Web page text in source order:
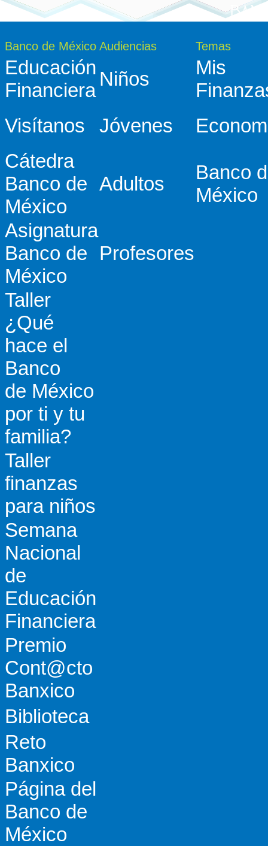
Banco de México Audiencias Temas
Educación
Financiera
Niños
Mis
Visítanos
Jóvenes
Cátedra
Banco de
México
Adultos
Banco
México
Asignatura
Banco de
México
Profesores
Taller
¿Qué
hace el
Banco
de México
por ti y tu
familia?
Taller
finanzas
para niños
Semana
Nacional
de
Educación
Financiera
Premio
Cont@cto
Banxico
Biblioteca
Reto
Banxico
Página del
Banco de
México